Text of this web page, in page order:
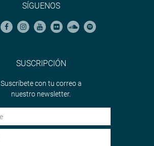
SÍGUENOS
SUSCRIPCIÓN
Suscríbete con tu correo a
nuestro newsletter.